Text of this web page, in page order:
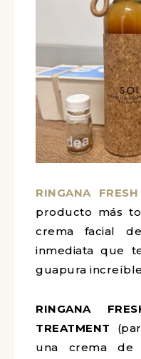
RINGANA
producto más
crema facial
inmediata que
guapura
RINGANA
TREATMENT
una crema de